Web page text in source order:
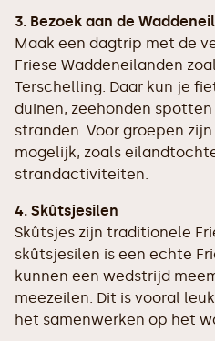
3. Bezoek aan de
Maak een dagtrip met de
Friese Waddeneilanden
Terschelling. Daar kun je
duinen, zeehonden
stranden. Voor groepen
mogelijk, zoals
strandactiviteiten.
4. Skûtsjesilen
Skûtsjes zijn traditionele
skûtsjesilen is een echte
kunnen een wedstrijd
meezeilen. Dit is vooral
het samenwerken op het